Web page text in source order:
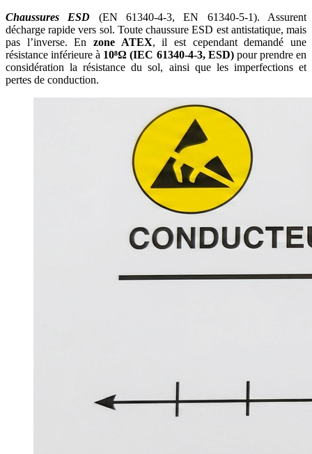
Chaussures ESD (EN 61340-4-3, EN 61340-5-1). Assurent
décharge rapide vers sol. Toute chaussure ESD est antistatique, mais
pas l’inverse. En zone ATEX, il est cependant demandé une
résistance inférieure à 10⁸Ω (IEC 61340-4-3, ESD) pour prendre en
considération la résistance du sol, ainsi que les imperfections et
pertes de conduction.